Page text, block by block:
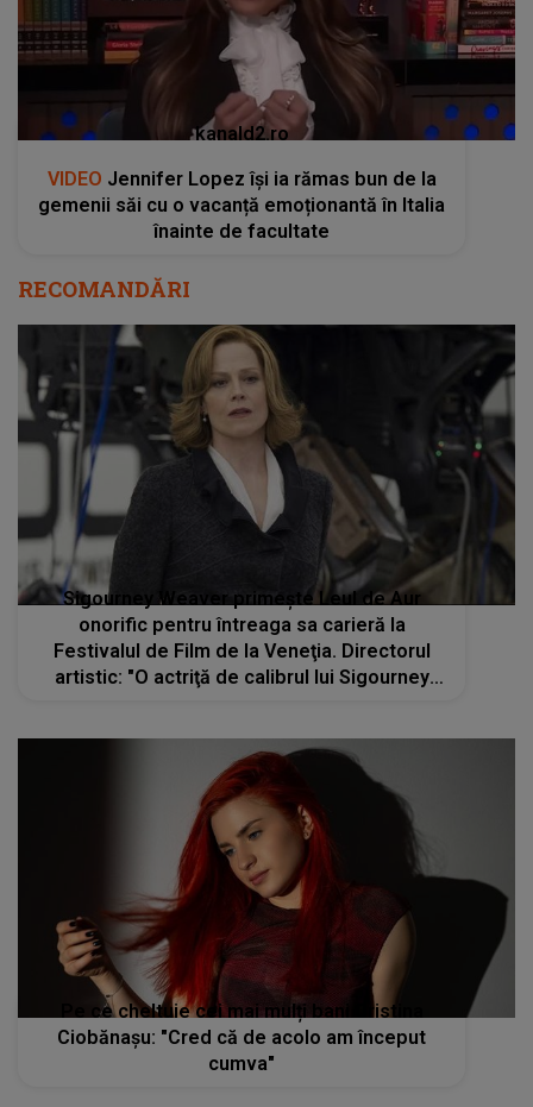
kanald2.ro
VIDEO Jennifer Lopez își ia rămas bun de la
gemenii săi cu o vacanță emoționantă în Italia
înainte de facultate
RECOMANDĂRI
Sigourney Weaver primeşte Leul de Aur
onorific pentru întreaga sa carieră la
Festivalul de Film de la Veneţia. Directorul
artistic: "O actriţă de calibrul lui Sigourney
Pe ce cheltuie cei mai mulți bani Cristina
Ciobănașu: "Cred că de acolo am început
cumva"